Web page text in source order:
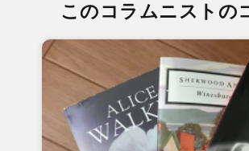
このコラムニストの